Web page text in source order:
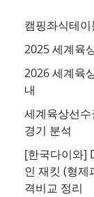
사
트
천
사
이
트
캠핑좌식테
2025 세계육
2026 세계육
내
세계육상선
경기 분석
[한국다이와]
인 재킷 (형제
격비교 정리